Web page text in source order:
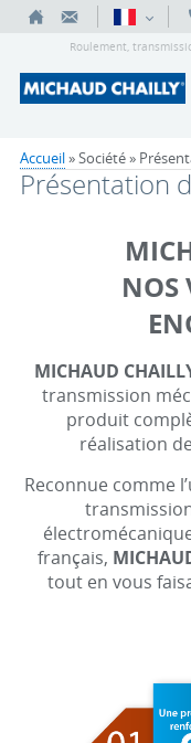
Roulement,
Accueil» Société »
Présentation
NOS
MICHAUD
transmission
produit
réalisation
Reconnue comme
français,
tout en vous